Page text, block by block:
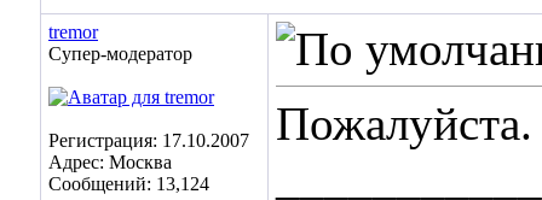
tremor
Супер-модератор
Регистрация: 17.10.2007
Адрес: Москва
Сообщений: 13,124
Пожалуйста.